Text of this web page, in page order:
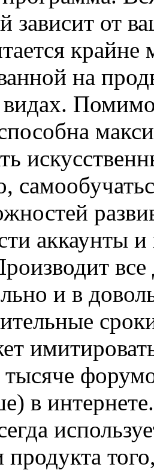
зависит от
на
аккаунты
и в
тысяче
в